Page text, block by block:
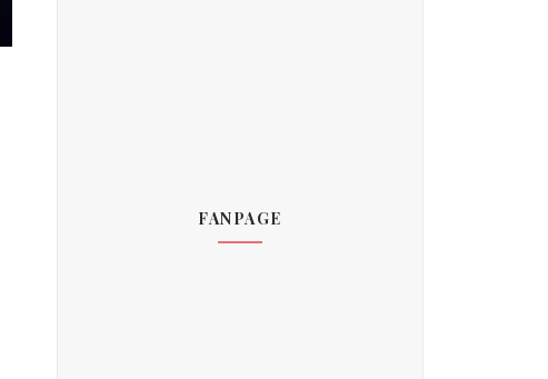
FANPAGE